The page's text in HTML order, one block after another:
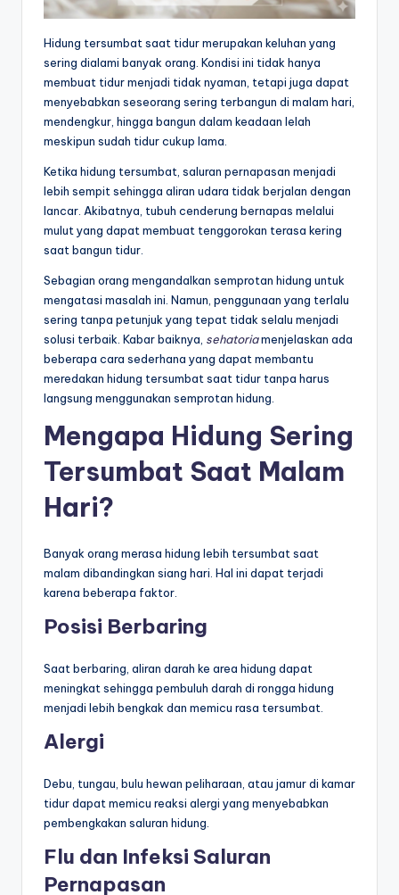
&
In
o
M
In
d
o
si
ri
Hidung tersumbat saat tidur merupakan keluhan yang
sering dialami banyak orang. Kondisi ini tidak hanya
membuat tidur menjadi tidak nyaman, tetapi juga dapat
menyebabkan seseorang sering terbangun di malam hari,
mendengkur, hingga bangun dalam keadaan lelah
meskipun sudah tidur cukup lama.
Ketika hidung tersumbat, saluran pernapasan menjadi
lebih sempit sehingga aliran udara tidak berjalan dengan
lancar. Akibatnya, tubuh cenderung bernapas melalui
mulut yang dapat membuat tenggorokan terasa kering
saat bangun tidur.
Sebagian orang mengandalkan semprotan hidung untuk
mengatasi masalah ini. Namun, penggunaan yang terlalu
sering tanpa petunjuk yang tepat tidak selalu menjadi
solusi terbaik. Kabar baiknya, sehatoriamenjelaskan ada
beberapa cara sederhana yang dapat membantu
meredakan hidung tersumbat saat tidur tanpa harus
langsung menggunakan semprotan hidung.
Mengapa Hidung Sering
Tersumbat Saat Malam
Hari?
Banyak orang merasa hidung lebih tersumbat saat
malam dibandingkan siang hari. Hal ini dapat terjadi
karena beberapa faktor.
Posisi Berbaring
Saat berbaring, aliran darah ke area hidung dapat
meningkat sehingga pembuluh darah di rongga hidung
menjadi lebih bengkak dan memicu rasa tersumbat.
Alergi
Debu, tungau, bulu hewan peliharaan, atau jamur di kamar
tidur dapat memicu reaksi alergi yang menyebabkan
pembengkakan saluran hidung.
Flu dan Infeksi Saluran
Pernapasan